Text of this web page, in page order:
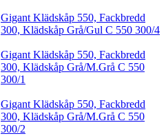
Gigant Klädskåp 550, Fackbredd
300, Klädskåp Grå/Gul C 550 300/4
Gigant Klädskåp 550, Fackbredd
300, Klädskåp Grå/M.Grå C 550
300/1
Gigant Klädskåp 550, Fackbredd
300, Klädskåp Grå/M.Grå C 550
300/2